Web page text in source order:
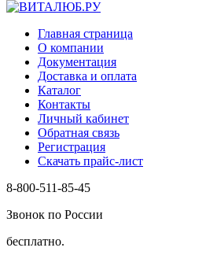
Главная страница
О компании
Документация
Доставка и оплата
Каталог
Контакты
Личный кабинет
Обратная связь
Регистрация
Скачать прайс-лист
8-800-511-85-45
Звонок по России
бесплатно.